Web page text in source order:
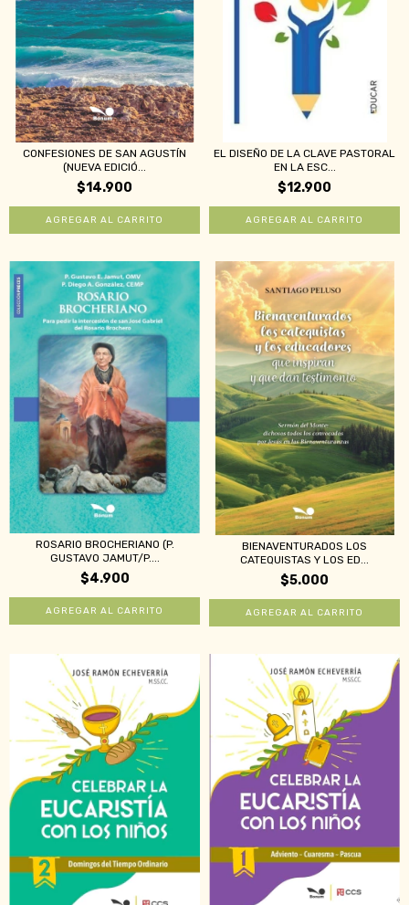
CONFESIONES DE SAN AGUSTÍN
(NUEVA EDICIÓ...
$14.900
EL DISEÑO DE LA CLAVE PASTORAL
EN LA ESC...
$12.900
ROSARIO BROCHERIANO (P.
GUSTAVO JAMUT/P....
$4.900
BIENAVENTURADOS LOS
CATEQUISTAS Y LOS ED...
$5.000